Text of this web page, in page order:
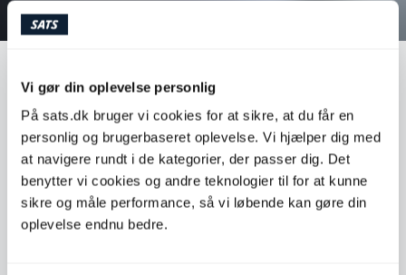
Vi gør din oplevelse personlig
På sats.dk bruger vi cookies for at sikre, at du får en
personlig og brugerbaseret oplevelse. Vi hjælper dig med
at navigere rundt i de kategorier, der passer dig. Det
benytter vi cookies og andre teknologier til for at kunne
sikre og måle performance, så vi løbende kan gøre din
oplevelse endnu bedre.
MEDLEMSINSPIRATION THOMAS
Mød Thomas! Thomas har Downs syndrom og arbejder
til dagligt som butiksmedarbejder i Rema 1000, hvilket
indebærer mange løft og mange skridt i løbet af dagen.
Derudover træner han i SATS 2-4 gange om ugen og
elsker at give den gas.